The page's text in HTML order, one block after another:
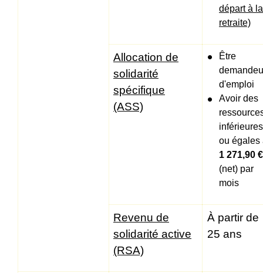
départ à la
retraite)
Allocation de
solidarité
spécifique
(ASS)
Être
d'emploi
Avoir des
inférieures
ou égales
1 271,90 €
(net) par
mois
Revenu de
solidarité active
(RSA)
À partir de
25 ans